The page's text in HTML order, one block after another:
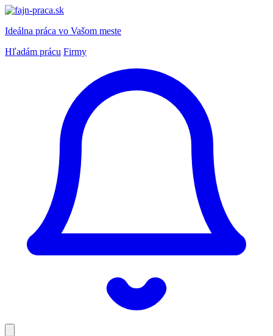
Ideálna práca vo Vašom meste
Hľadám prácu Firmy